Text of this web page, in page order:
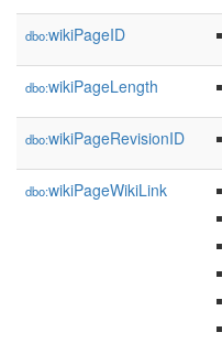
dbo:wikiPageID
dbo:wikiPageLength
dbo:wikiPageRevisionID
dbo:wikiPageWikiLink